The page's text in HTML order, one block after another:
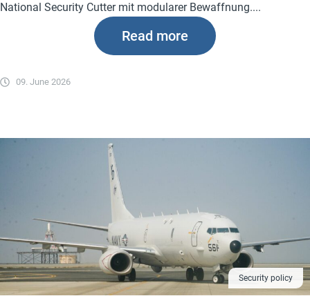
National Security Cutter mit modularer Bewaffnung....
09. June 2026
Read more
Security policy